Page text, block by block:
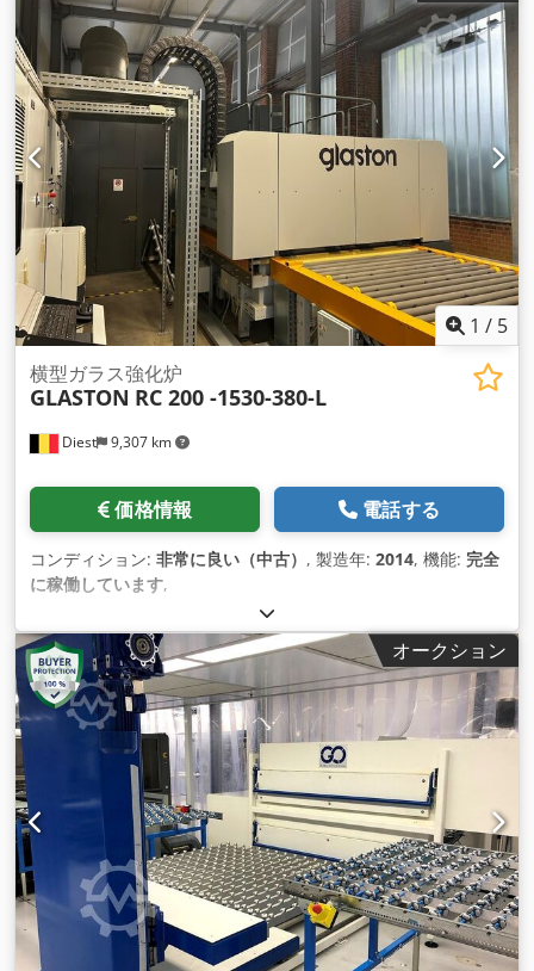
1 / 5
Diest 9,307 km
横型ガラス強化炉
GLASTON RC 200 -1530-380-L
価格情報 電話する
コンディション: 非常に良い（中古） , 製造年: 2014, 機能: 完全
に稼働しています,
オークション